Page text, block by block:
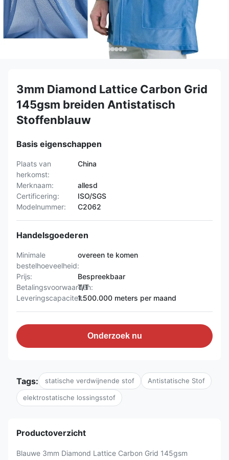
3mm Diamond Lattice Carbon Grid
145gsm breiden Antistatisch
Stoffenblauw
Basis eigenschappen
Plaats van
herkomst:
China
Merknaam:
allesd
Certificering:
ISO/SGS
Modelnummer:
C2062
Handelsgoederen
Minimale
bestelhoeveelheid:
overeen te komen
Prijs:
Bespreekbaar
Betalingsvoorwaarden:
T/T
Leveringscapaciteit:1.500.000 meters per maand
Onderzoek nu
Tags: statische verdwijnende stof Antistatische Stof
elektrostatische lossingsstof
Productoverzicht
Blauwe 3mm Diamond Lattice Carbon Grid 145gsm